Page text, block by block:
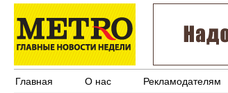
Главная О нас Рекламодателям